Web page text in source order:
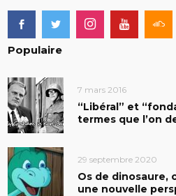
Populaire
7 mars 2016
“Libéral” et
termes que l’on
29 septembre 2020
Os de dinosaure,
une nouvelle